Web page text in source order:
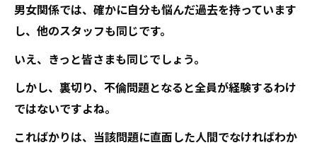
男女関係では、確かに自分も悩んだ過去を持っています
し、他のスタッフも同じです。
いえ、きっと皆さまも同じでしょう。
しかし、裏切り、不倫問題となると全員が経験するわけ
ではないですよね。
こればかりは、当該問題に直面した人間でなければわか